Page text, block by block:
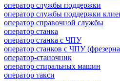
оператор службы поддержки
оператор службы поддержки
оператор справочной службы
оператор станка
оператор станка с ЧПУ
оператор станков с ЧПУ
оператор-станочник
оператор стиральных машин
оператор такси